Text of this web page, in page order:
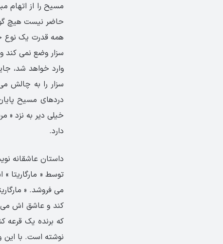
مسیح را از اتهام
حاضر نیست هیچ
همه قدرت یک نوع
سزار وضع نمی کند
وارد خواهد شد،
سزار را به چالش
دردهای مسیح
خیلی دیر به نزد «
دارد.
داستان عاشقانه
توسط « مارگاریتا
می فروشد. «
کند و عاشق اش می
که برنده یک قرعه
نوشته است. با این